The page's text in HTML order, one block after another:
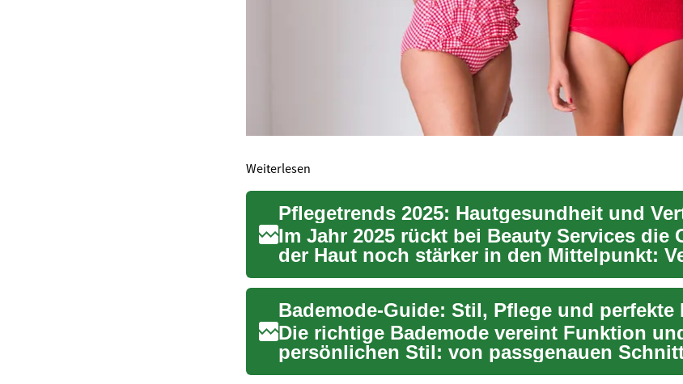
Weiterlesen
Im Jahr 2025 rückt bei Beauty Services die
der Haut noch stärker in den Mittelpunkt:
pers...
Bademode-Guide: Stil, Pflege und perfekte
Die richtige Bademode vereint Funktion
persönlichen Stil: von passgenauen
langlebigen Materialie...